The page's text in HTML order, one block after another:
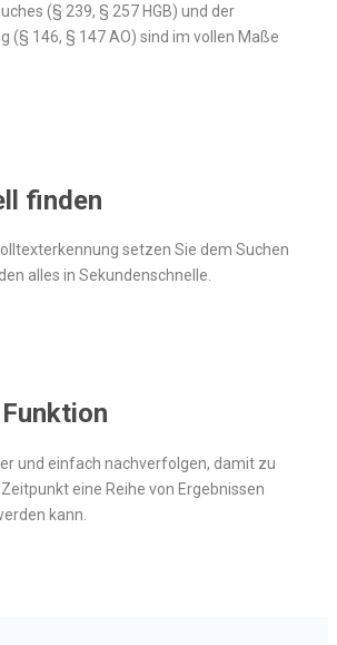
(§ 239, § 257 HGB) und der
(§ 146, § 147 AO) sind im vollen Maße
finden
setzen Sie dem Suchen
alles in Sekundenschnelle.
und einfach nachverfolgen, damit zu
eine Reihe von Ergebnissen
kann.